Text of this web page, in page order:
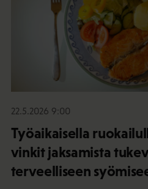
22.5.2026 9:00
Työaikaisella
vinkit jaksamista
terveelliseen